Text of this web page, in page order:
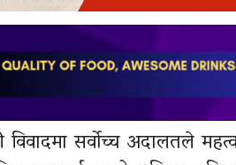
सर्वोच्च अदालतले